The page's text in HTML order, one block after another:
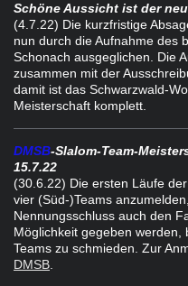
Schöne Aussicht ist der
(4.7.22) Die kurzfristige
nun durch die Aufnahme des
Schonach ausgeglichen. Die
zusammen mit der
damit ist das Schwarzwald-
Meisterschaft komplett.
DMSB-Slalom-Team-
15.7.22
(30.6.22) Die ersten Läufe
vier (Süd-)Teams
Nennungsschluss auch den
Möglichkeit gegeben werden,
Teams zu schmieden. Zur
DMSB